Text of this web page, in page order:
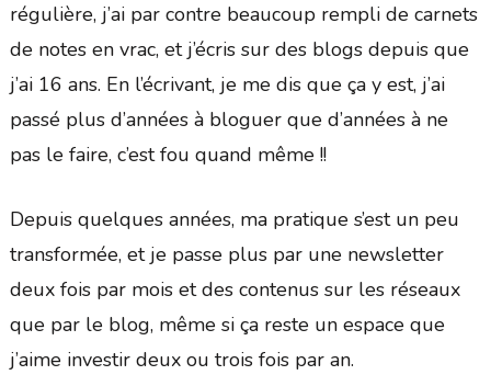
régulière, j’ai par contre beaucoup rempli de carnets
de notes en vrac, et j’écris sur des blogs depuis que
j’ai 16 ans. En l’écrivant, je me dis que ça y est, j’ai
passé plus d’années à bloguer que d’années à ne
pas le faire, c’est fou quand même !!
Depuis quelques années, ma pratique s’est un peu
transformée, et je passe plus par une newsletter
deux fois par mois et des contenus sur les réseaux
que par le blog, même si ça reste un espace que
j’aime investir deux ou trois fois par an.